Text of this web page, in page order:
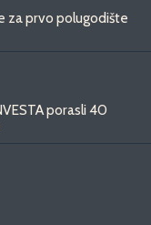
za prvo polugodište
porasli 40